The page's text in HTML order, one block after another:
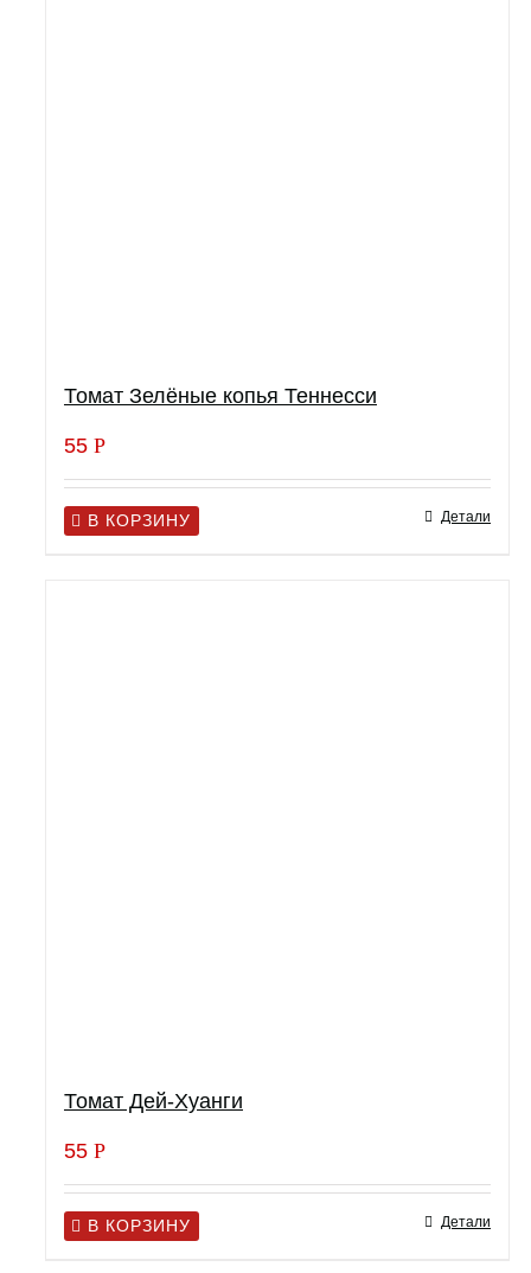
Томат Зелёные копья Теннесси
55 Р
В КОРЗИНУ Детали
Томат Дей-Хуанги
55 Р
В КОРЗИНУ Детали